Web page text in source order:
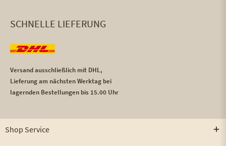
SCHNELLE LIEFERUNG
Versand ausschließlich mit DHL,
Lieferung am nächsten Werktag bei
lagernden Bestellungen bis 15.00 Uhr
Shop Service